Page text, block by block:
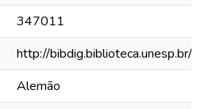
347011
http://
Alemão